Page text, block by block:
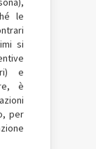
le
si
e
è
per